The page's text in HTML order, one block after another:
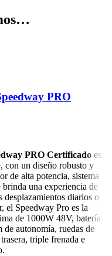
PRO
PRO Certificado es
con un diseño robusto y
de alta potencia, sistema
una experiencia de
desplazamientos diarios o
el Speedway Pro es la
de 1000W 48V, batería
autonomía, ruedas de
triple frenada e